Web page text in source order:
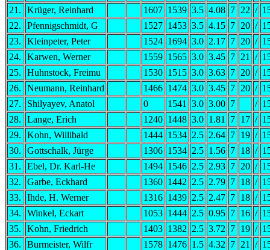
21.
Krüger, Reinhard 1607 1539 3.5 4.08 7 22 /
22.
Pfennigschmidt, G 1527 1453 3.5 4.15 7 20 /
23.
Kleinpeter, Peter 1524 1694 3.0 2.17 7 20 /
24.
Karwen, Werner 1559 1565 3.0 3.45 7 21 /
25.
Huhnstock, Freimu 1530 1515 3.0 3.63 7 20 /
26.
Neumann, Reinhard 1466 1474 3.0 3.45 7 20 /
27.
Shilyayev, Anatol 0 1541 3.0 3.00 7 /
28.
Lange, Erich 1240 1448 3.0 1.81 7 17 /
29.
Kohn, Willibald 1444 1534 2.5 2.64 7 19 /
30.
Gottschalk, Jürge 1306 1534 2.5 1.56 7 18 /
31.
Ebel, Dr. Karl-He 1494 1546 2.5 2.93 7 20 /
32.
Garbe, Eckhard 1360 1442 2.5 2.79 7 18 /
33.
Ihde, H. Werner 1316 1439 2.5 2.47 7 18 /
34.
Winkel, Eckart 1053 1444 2.5 0.95 7 16 /
35.
Kohn, Friedrich 1403 1382 2.5 3.72 7 19 /
36.
Burmeister, Wilfr 1578 1476 1.5 4.32 7 21 /